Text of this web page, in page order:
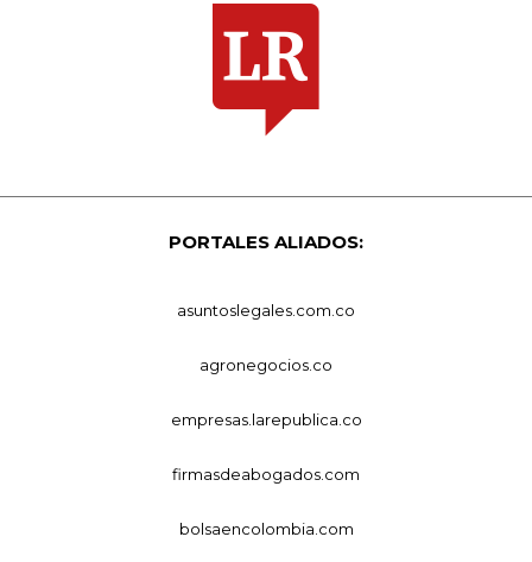
PORTALES ALIADOS:
asuntoslegales.com.co
agronegocios.co
empresas.larepublica.co
firmasdeabogados.com
bolsaencolombia.com